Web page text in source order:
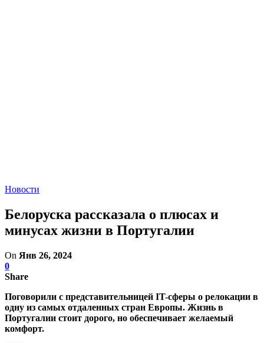
Новости
Белоруска рассказала о плюсах и
минусах жизни в Португалии
On Янв 26, 2024
0
Share
Поговорили с представительницей IT-сферы о релокации в
одну из самых отдаленных стран Европы. Жизнь в
Португалии стоит дорого, но обеспечивает желаемый
комфорт.